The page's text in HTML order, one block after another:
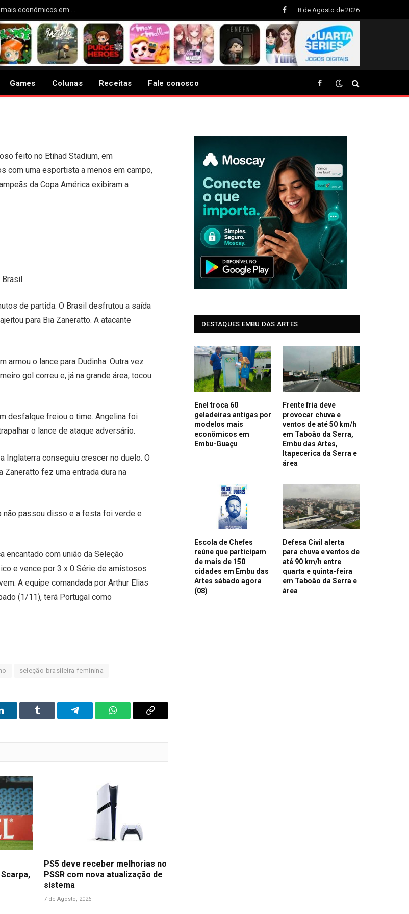
Facebook
8 de Agosto de 2026
Games Colunas Receitas Fale conosco Facebook
Brasileira vence
feito no Etihad Stadium, em
com uma esportista a menos em campo,
da Copa América exibiram a
Brasil
de partida. O Brasil desfrutou a saída
para Bia Zaneratto. A atacante
armou o lance para Dudinha. Outra vez
gol correu e, já na grande área, tocou
desfalque freiou o time. Angelina foi
o lance de ataque adversário.
Inglaterra conseguiu crescer no duelo. O
fez uma entrada dura na
não passou disso e a festa foi verde e
encantado com união da Seleção
e vence por 3 x 0 Série de amistosos
A equipe comandada por Arthur Elias
(1/11), terá Portugal como
seleção brasileira feminina
Tumblr Telegram WhatsAppCopy
PS5 deve receber melhorias no
PSSR com nova atualização de
sistema
7 de Agosto, 2026
DESTAQUES EMBU DAS ARTES
Enel troca 60
geladeiras antigas por
modelos mais
econômicos em
Embu-Guaçu
Frente fria deve
provocar chuva e
ventos de até 50 km/h
em Taboão da Serra,
Embu das Artes,
Itapecerica da Serra e
área
Escola de Chefes
reúne que participam
de mais de 150
cidades em Embu das
Artes sábado agora
(08)
Defesa Civil alerta
para chuva e ventos de
até 90 km/h entre
quarta e quinta-feira
em Taboão da Serra e
área